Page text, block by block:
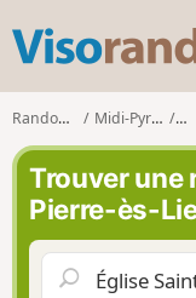
Randonnées Midi-Pyrénées
Trouver une
Pierre-ès-